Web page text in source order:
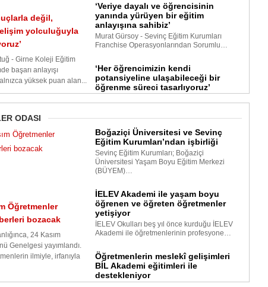
değil,
yolculuğuyla
- Girne Koleji Eğitim
başarı anlayışı
yüksek puan alan...
‘Veriye dayalı ve öğrencisinin
yanında yürüyen bir eğitim
anlayışına sahibiz’
Murat Gürsoy - Sevinç Eğitim Kurumları
Franchise Operasyonlarından Sorumlu…
‘Her öğrencimizin kendi
potansiyeline ulaşabileceği bir
öğrenme süreci tasarlıyoruz’
ODASI
Öğretmenler
bozacak
24 Kasım
Genelgesi yayımlandı.
ilmiyle, irfanıyla
Boğaziçi Üniversitesi ve Sevinç
Eğitim Kurumları’ndan işbirliği
Sevinç Eğitim Kurumları; Boğaziçi
Üniversitesi Yaşam Boyu Eğitim Merkezi
(BÜYEM)…
İELEV Akademi ile yaşam boyu
öğrenen ve öğreten öğretmenler
yetişiyor
İELEV Okulları beş yıl önce kurduğu İELEV
Akademi ile öğretmenlerinin profesyone…
Öğretmenlerin meslekî gelişimleri
BİL Akademi eğitimleri ile
destekleniyor